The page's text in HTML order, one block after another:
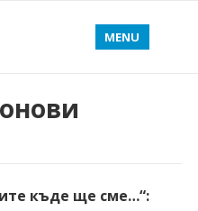
MENU
къде ще сме…“: